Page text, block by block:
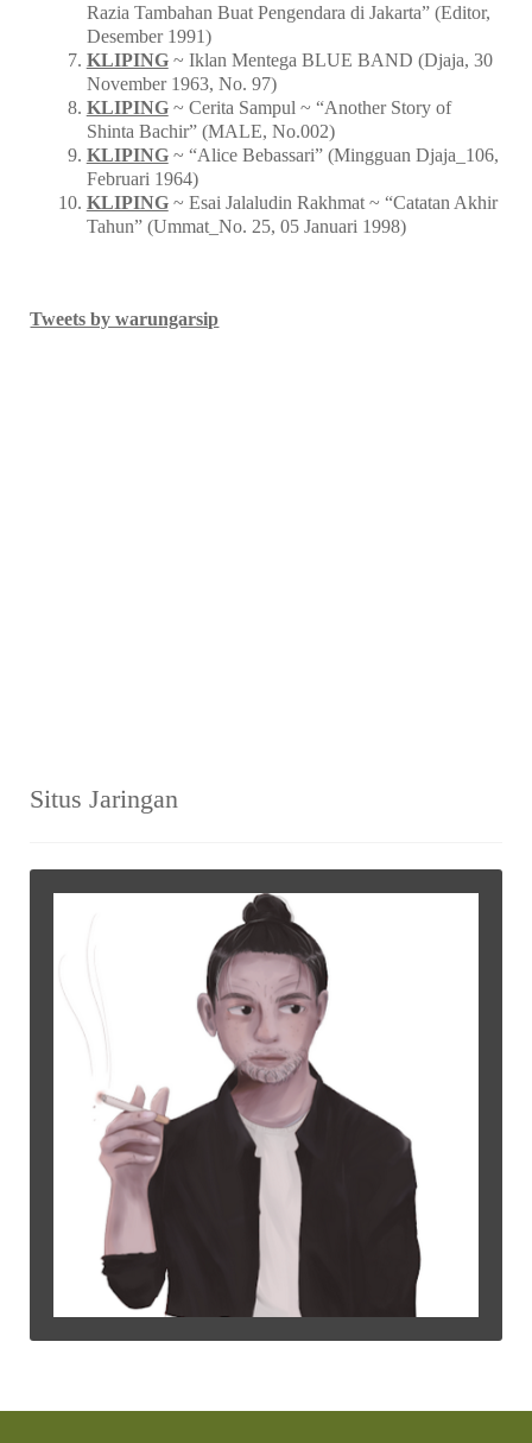
Razia Tambahan Buat Pengendara di Jakarta” (Editor,
Desember 1991)
KLIPING~ Iklan Mentega BLUE BAND (Djaja, 30
November 1963, No. 97)
KLIPING~ Cerita Sampul ~ “Another Story of
Shinta Bachir” (MALE, No.002)
KLIPING~ “Alice Bebassari” (Mingguan Djaja_106,
Februari 1964)
KLIPING~ Esai Jalaludin Rakhmat ~ “Catatan Akhir
Tahun” (Ummat_No. 25, 05 Januari 1998)
Tweets by warungarsip
Situs Jaringan